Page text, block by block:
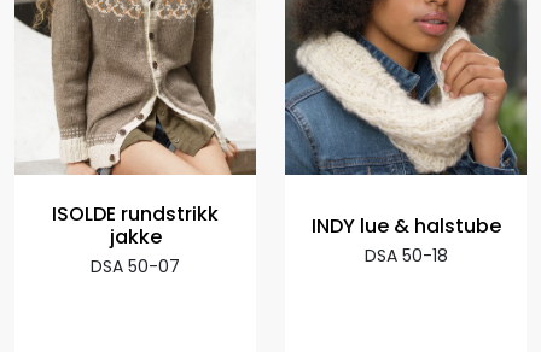
ISOLDE rundstrikk
jakke
DSA 50-07
INDY lue & halstube
DSA 50-18